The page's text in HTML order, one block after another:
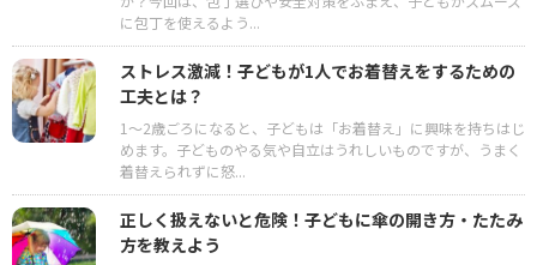
に包丁を使えるよう...
ストレス激減！子どもが1人でお着替えをするための
工夫とは？
1～2歳ごろになると、子どもは「お着替え」に興味を持ちはじ
めます。子どものやる気や自立はうれしいものですが、うまく
着替えられずに怒...
正しく扱えないと危険！子どもに傘の開き方・たたみ
方を教えよう